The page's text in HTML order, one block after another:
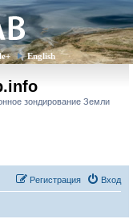
English
зондирование Земли
Вход
Регистрация